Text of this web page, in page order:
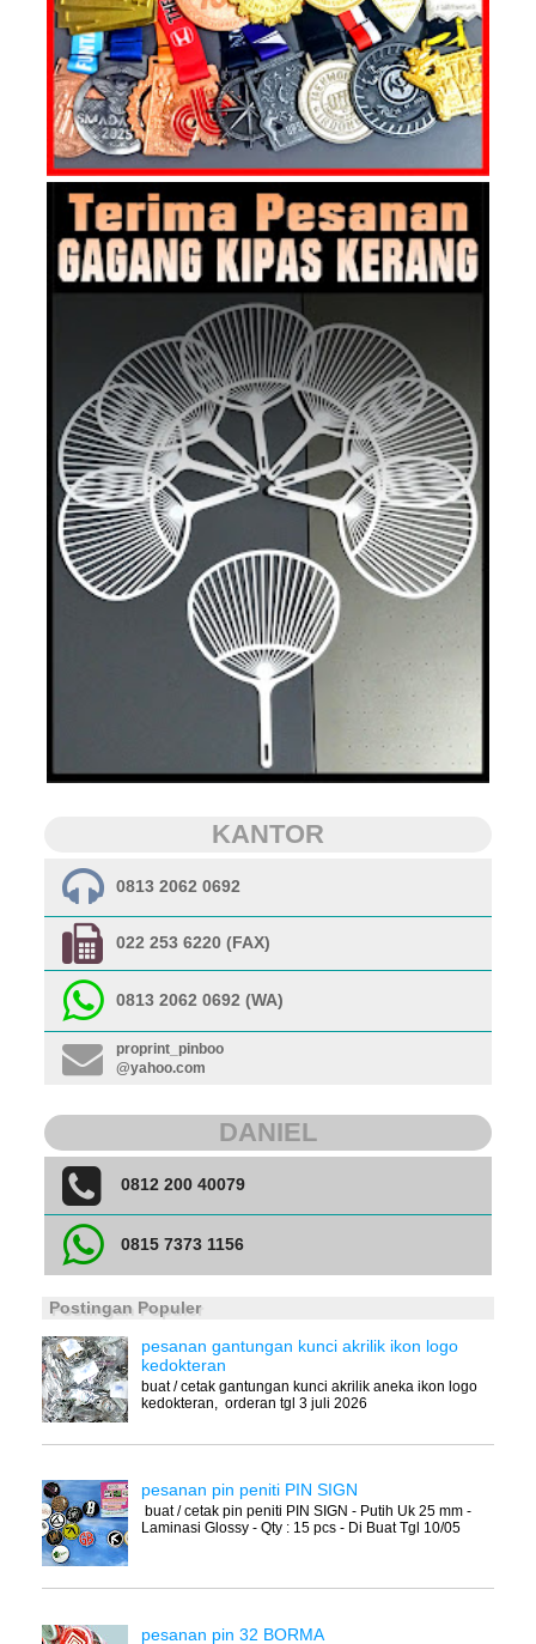
KANTOR
0813 2062 0692
022 253 6220 (FAX)
0813 2062 0692 (WA)
proprint_pinboo
@yahoo.com
DANIEL
0812 200 40079
0815 7373 1156
Postingan Populer
pesanan gantungan kunci akrilik ikon logo
kedokteran
buat / cetak gantungan kunci akrilik aneka ikon logo
kedokteran, orderan tgl 3 juli 2026
pesanan pin peniti PIN SIGN
buat / cetak pin peniti PIN SIGN - Putih Uk 25 mm -
Laminasi Glossy - Qty : 15 pcs - Di Buat Tgl 10/05
pesanan pin 32 BORMA